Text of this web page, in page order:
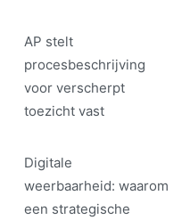
AP stelt
procesbeschrijving
voor verscherpt
toezicht vast
Digitale
weerbaarheid: waarom
een strategische